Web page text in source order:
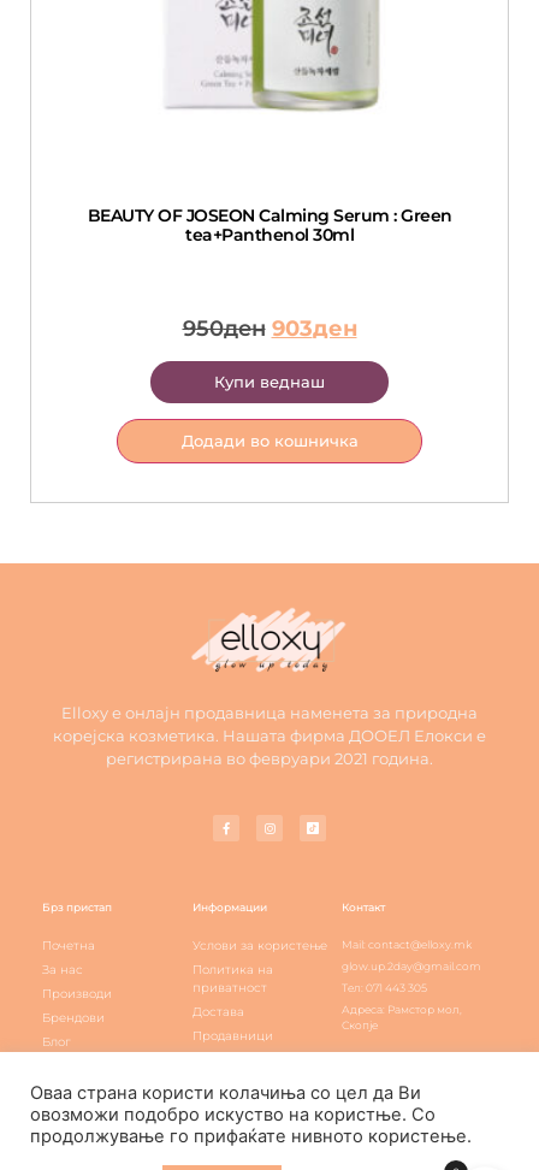
BEAUTY OF JOSEON Calming Serum : Green
tea+Panthenol 30ml
950ден 903ден
Купи веднаш
Додади во кошничка
Elloxy е онлајн продавница наменета за природна
корејска козметика. Нашата фирма ДООЕЛ Елокси е
регистрирана во февруари 2021 година.
Брз пристап
Почетна
За нас
Производи
Брендови
Блог
Информации
Услови за користење
Политика на
приватност
Достава
Продавници
Контакт
Mail: contact@elloxy.mk
glow.up.2day@gmail.com
Тел: 071 443 305
Адреса: Рамстор мол,
Скопје
Оваа страна користи колачиња со цел да Ви
овозможи подобро искуство на користње. Со
продолжување го прифаќате нивното користење.